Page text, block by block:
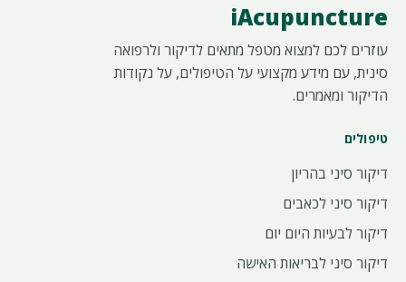
iAcupuncture
עוזרים לכם למצוא מטפל מתאים לדיקור ולרפואה
סינית, עם מידע מקצועי על הטיפולים, על נקודות
הדיקור ומאמרים.
טיפולים
דיקור סיני בהריון
דיקור סיני לכאבים
דיקור לבעיות היום יום
דיקור סיני לבריאות האישה